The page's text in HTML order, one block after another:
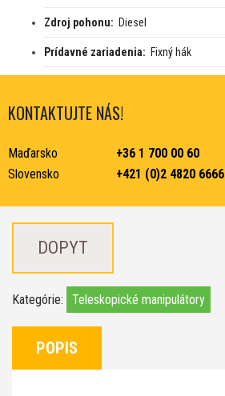
Zdroj pohonu: Diesel
Prídavné zariadenia: Fixný hák
KONTAKTUJTE NÁS!
Maďarsko
+36 1 700 00 60
Slovensko
+421 (0)2 4820 6666
DOPYT
Kategórie: Teleskopické manipulátory
POPIS